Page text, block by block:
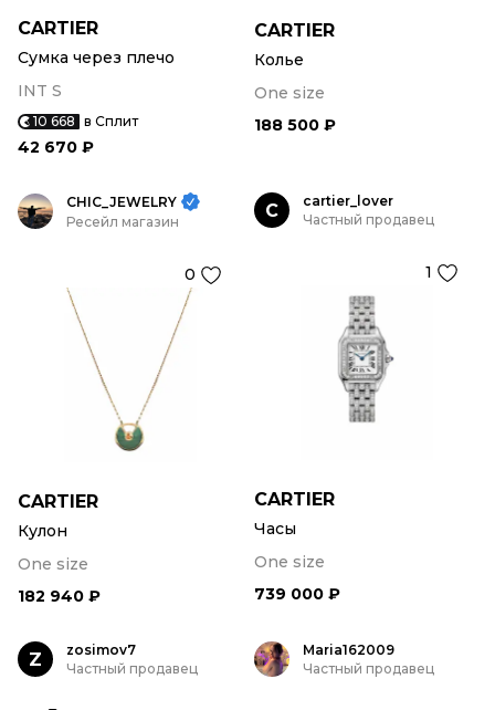
CARTIER
Сумка через плечо
INT S
10 668 в Сплит
42 670 ₽
CARTIER
Колье
One size
188 500 ₽
CHIC_JEWELRY
Ресейл магазин
0
CARTIER
Кулон
One size
182 940 ₽
C
cartier_lover
Частный продавец
1
CARTIER
Часы
One size
739 000 ₽
Z
zosimov7
Частный продавец
Maria162009
Частный продавец